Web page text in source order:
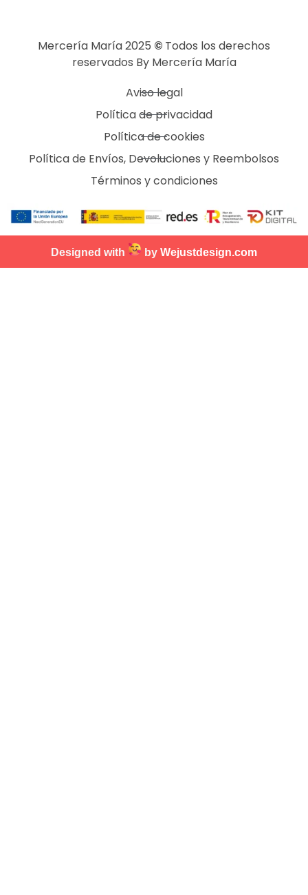
Mercería María 2025 © Todos los derechos
reservados By Mercería María
Aviso legal
Política de privacidad
Política de cookies
Política de Envíos, Devoluciones y Reembolsos
Términos y condiciones
Designed with by Wejustdesign.com